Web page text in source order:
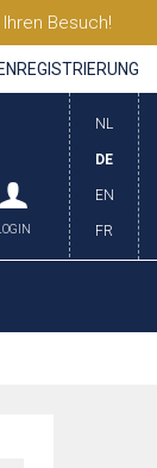
Besuch!
REGISTRIERUNG
NL
DE
EN
FR
LOGIN